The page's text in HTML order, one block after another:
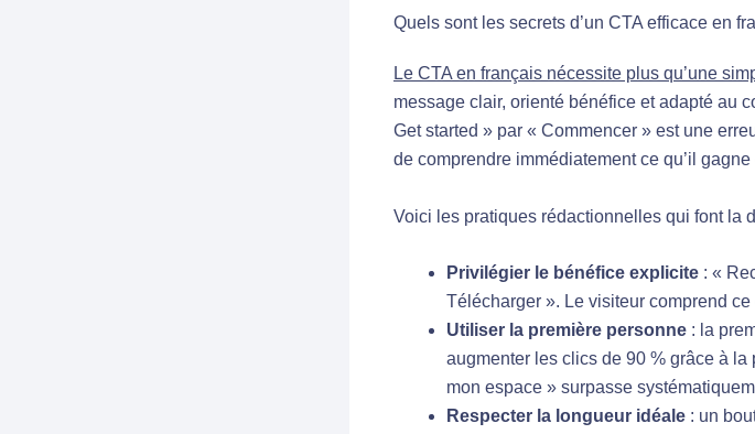
Quels sont les secrets d’un CTA efficace en
Le CTA en français nécessite plus qu’une
message clair, orienté bénéfice et adapté au
Get started » par « Commencer » est une
de comprendre immédiatement ce qu’il
Voici les pratiques rédactionnelles qui font la
Privilégier le bénéfice explicite : «
Télécharger ». Le visiteur comprend ce
Utiliser la première personne : la
augmenter les clics de 90 % grâce à
mon espace » surpasse
Respecter la longueur idéale : un